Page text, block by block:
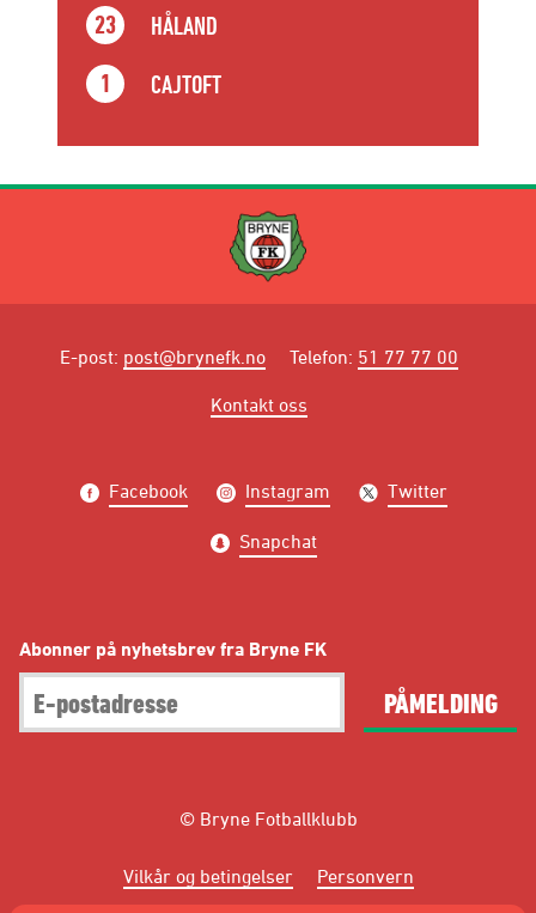
23 HÅLAND
1 CAJTOFT
E-post: post@brynefk.no Telefon: 51 77 77 00
Kontakt oss
Facebook Instagram Twitter
Snapchat
Abonner på nyhetsbrev fra Bryne FK
PÅMELDING
© Bryne Fotballklubb
Vilkår og betingelser Personvern